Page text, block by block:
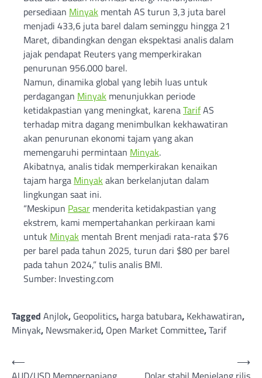
persediaan Minyak mentah AS turun 3,3 juta barel
menjadi 433,6 juta barel dalam seminggu hingga 21
Maret, dibandingkan dengan ekspektasi analis dalam
jajak pendapat Reuters yang memperkirakan
penurunan 956.000 barel.
Namun, dinamika global yang lebih luas untuk
perdagangan Minyak menunjukkan periode
ketidakpastian yang meningkat, karenaTarifAS
terhadap mitra dagang menimbulkan kekhawatiran
akan penurunan ekonomi tajam yang akan
memengaruhi permintaan Minyak.
Akibatnya, analis tidak memperkirakan kenaikan
tajam harga Minyak akan berkelanjutan dalam
lingkungan saat ini.
“Meskipun Pasar menderita ketidakpastian yang
ekstrem, kami mempertahankan perkiraan kami
untuk Minyak mentah Brent menjadi rata-rata $76
per barel pada tahun 2025, turun dari $80 per barel
pada tahun 2024,” tulis analis BMI.
Sumber: Investing.com
Tagged Anjlok, Geopolitics, harga batubara, Kekhawatiran,
Minyak, Newsmaker.id, Open Market Committee,Tarif
Post
⟵
⟶